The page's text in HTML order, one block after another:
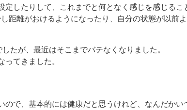
したりして、これまでと何となく感じを感じるこ
距離がおけるようになったり、自分の状態が以前
たが、最近はそこまでバテなくなりました。
てきました。
で、基本的には健康だと思うけれど、なんだかい